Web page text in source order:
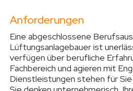
Anforderungen
Eine abgeschlossene
Lüftungsanlagebauer ist
verfügen über berufliche
Fachbereich und agieren mit
Dienstleistungen stehen für Sie